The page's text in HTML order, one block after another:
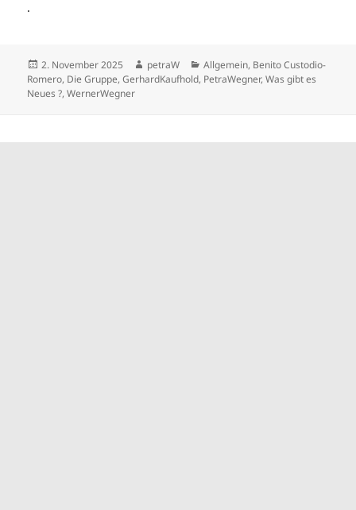
.
Veröffentlicht
am
2. November 2025 Autor
petraW Kategorien
Allgemein, Benito Custodio-
Romero, Die Gruppe,GerhardKaufhold, PetraWegner,Was gibt es
Neues ?,WernerWegner